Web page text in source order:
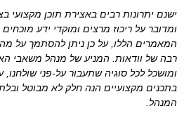
ישנם יתרונות רבים באצירת תוכן מקצועי
ומדובר על ריכוז מרצים ומוקדי ידע
המאמרים הללו, על כן ניתן להסתמך על
רבה של וודאות. המניע של מנהל משאבי
ומושכל לכל סוגיה שתעבור על-פני שולחנו,
בתכנים מקצועיים הנה חלק לא מבוטל
המנהל.